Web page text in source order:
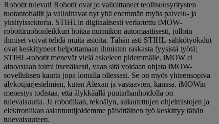
Robotit tulevat! Robotit ovat jo valloittaneet teollisuusyritysten
tuotantohallit ja valloittavat nyt yhä enemmän myös palvelu- ja
yksityissektoria. STIHLin digitaalisesti verkotettu iMOW-
robottiruohonleikkuri hoitaa nurmikon automaattisesti, jolloin
ihmiset voivat tehdä muita asioita. Tähän asti STIHL-sähkötyökalut
ovat keskittyneet helpottamaan ihmisten raskasta fyysistä työtä;
STIHL-robotit menevät vielä askeleen pidemmälle. iMOW ei
ainoastaan ​​toimi itsenäisesti, vaan sitä voidaan ohjata iMOW-
sovelluksen kautta jopa lomalla ollessasi. Se on myös yhteensopiva
älykotijärjestelmien, kuten Alexan ja vastaavien, kanssa. iMOWin
menestys todistaa, että älykkäällä puutarhanhoidolla on
tulevaisuutta. Ja robotiikan, tekoälyn, sulautettujen ohjelmistojen ja
elektroniikan asiantuntijoidemme päivittäinen työ keskittyy tähän
tulevaisuuteen.